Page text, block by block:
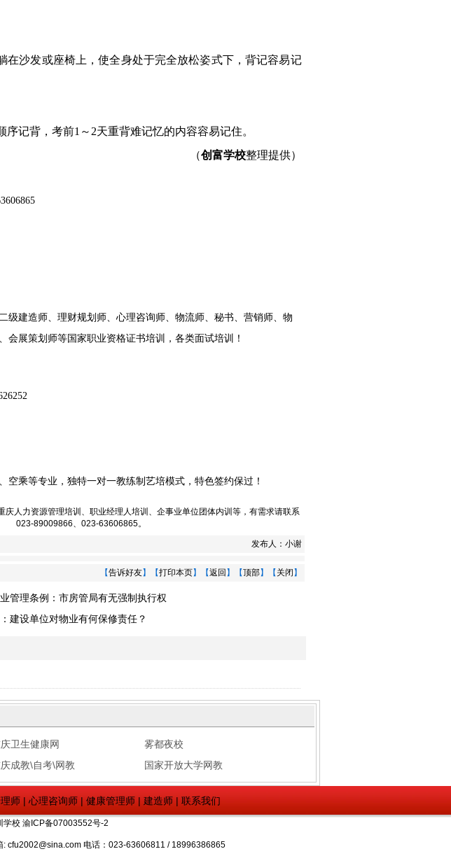
沙发或座椅上，使全身处于完全放松姿式下，背记容易记
序记背，考前1～2天重背难记忆的内容容易记住。
（创富学校整理提供）
级建造师、理财规划师、心理咨询师、物流师、秘书、营销师、 物
会展策划师等国家职业资格证书培训， 各类面试培训 ！
空乘等专业，独特一对一教练制艺培模式，特色签约保过！
庆人力资源管理培训 、 职业经理人培训 、 企事业单位团体内训 等，有需求请联系
023-89009866、023-63606865。
发布人： 小谢
【告诉好友】【打印本页】【返回 】【顶部】【 关闭 】
管理条例：市房管局有无强制执行权
建设单位对物业有何保修责任？
卫生健康网
雾都夜校
成教\自考\网教 国家开放大学网教
师|心理咨询师| 健康管理师| 建造师| 联系我们
学校 渝ICP备07003552号-2
cfu2002@sina.com 电话：023-63606811 / 18996386865